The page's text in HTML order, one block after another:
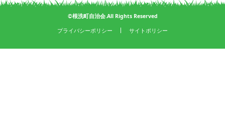
©根洗町自治会.All Rights Reserved
プライバシーポリシー サイトポリシー